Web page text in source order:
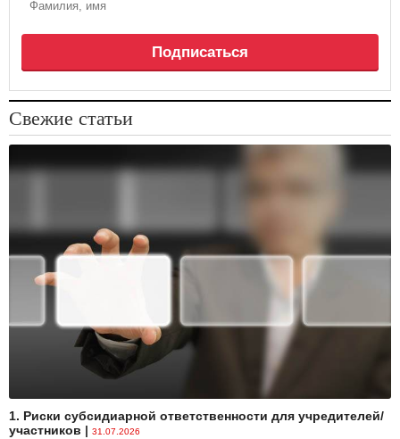
Подписаться
Свежие статьи
1. Риски субсидиарной ответственности для учредителей/
участников | 31.07.2026